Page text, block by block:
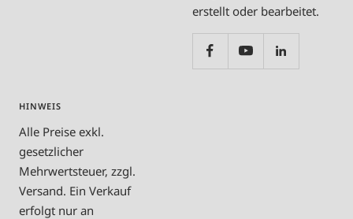
erstellt oder bearbeitet.
HINWEIS
Alle Preise exkl.
gesetzlicher
Mehrwertsteuer, zzgl.
Versand. Ein Verkauf
erfolgt nur an